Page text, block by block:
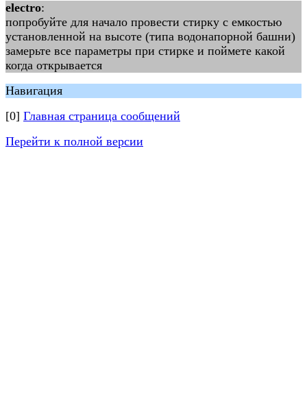
electro:
попробуйте для начало провести стирку с емкостью
установленной на высоте (типа водонапорной башни)
замерьте все параметры при стирке и поймете какой
когда открывается
Навигация
[0] Главная страница сообщений
Перейти к полной версии